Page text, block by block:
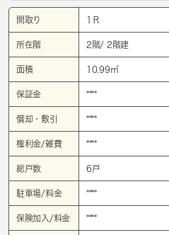
間取り 1Ｒ
所在階 2階/ 2階建
面積 10.99㎡
保証金 ****
償却・敷引 ****
権利金/雑費 ****
総戸数 6戸
駐車場/料金 ****
保険加入/料金 ****